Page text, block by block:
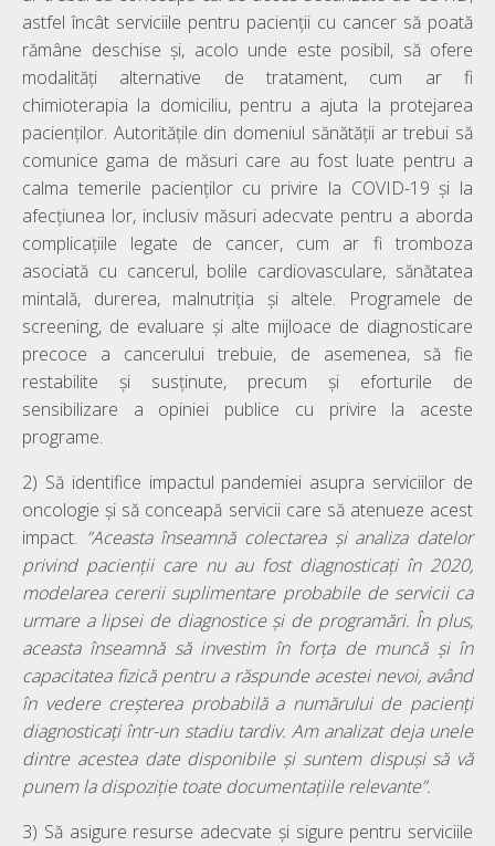
astfel încât serviciile pentru pacienții cu cancer să poată
rămâne deschise și, acolo unde este posibil, să ofere
modalități alternative de tratament, cum ar fi
chimioterapia la domiciliu, pentru a ajuta la protejarea
pacienților. Autoritățile din domeniul sănătății ar trebui să
comunice gama de măsuri care au fost luate pentru a
calma temerile pacienților cu privire la COVID-19 și la
afecțiunea lor, inclusiv măsuri adecvate pentru a aborda
complicațiile legate de cancer, cum ar fi tromboza
asociată cu cancerul, bolile cardiovasculare, sănătatea
mintală, durerea, malnutriția și altele. Programele de
screening, de evaluare și alte mijloace de diagnosticare
precoce a cancerului trebuie, de asemenea, să fie
restabilite și susținute, precum și eforturile de
sensibilizare a opiniei publice cu privire la aceste
programe.
2) Să identifice impactul pandemiei asupra serviciilor de
oncologie și să conceapă servicii care să atenueze acest
impact. ”Aceasta înseamnă colectarea și analiza datelor
privind pacienții care nu au fost diagnosticați în 2020,
modelarea cererii suplimentare probabile de servicii ca
urmare a lipsei de diagnostice și de programări. În plus,
aceasta înseamnă să investim în forța de muncă și în
capacitatea fizică pentru a răspunde acestei nevoi, având
în vedere creșterea probabilă a numărului de pacienți
diagnosticați într-un stadiu tardiv. Am analizat deja unele
dintre acestea date disponibile și suntem dispuși să vă
punem la dispoziție toate documentațiile relevante”.
3) Să asigure resurse adecvate și sigure pentru serviciile